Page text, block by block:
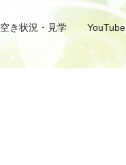
空き状況・見学 YouTube